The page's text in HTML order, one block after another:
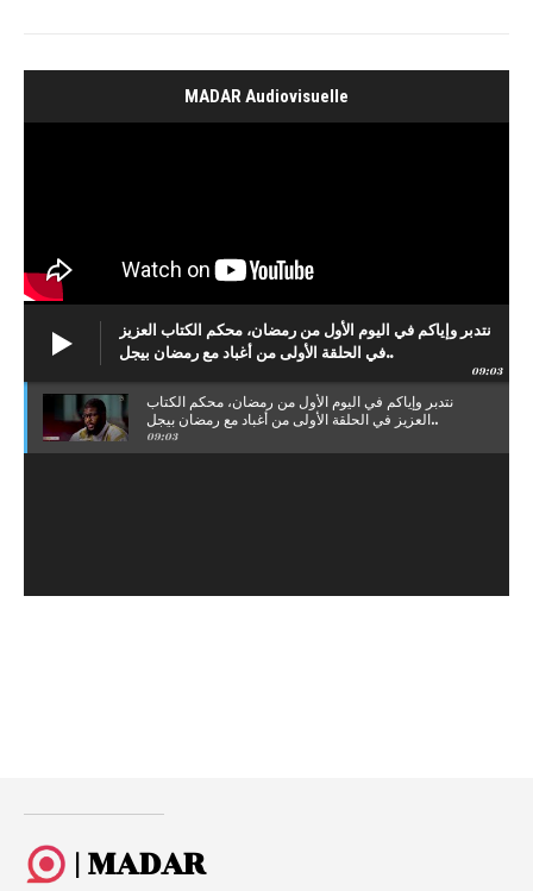
MADAR Audiovisuelle
نتدبر وإياكم في اليوم الأول من رمضان، محكم الكتاب العزيز
في الحلقة الأولى من أغباد مع رمضان بيجل..
09:03
نتدبر وإياكم في اليوم الأول من رمضان، محكم الكتاب
العزيز في الحلقة الأولى من أغباد مع رمضان بيجل..
09:03
| MADAR